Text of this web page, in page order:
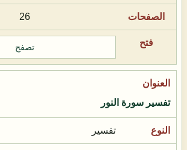
26
تصفح
تفسير سورة النور
تفسير